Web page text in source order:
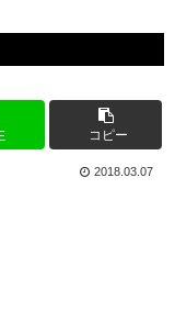
コピー
2018.03.07